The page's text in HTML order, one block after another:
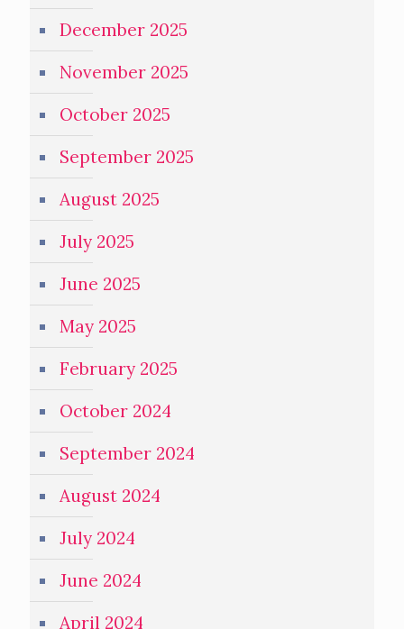
December 2025
November 2025
October 2025
September 2025
August 2025
July 2025
June 2025
May 2025
February 2025
October 2024
September 2024
August 2024
July 2024
June 2024
April 2024